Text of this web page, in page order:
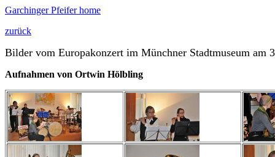
Garchinger Pfeifer home
zurück
Bilder vom Europakonzert im Münchner Stadtmuseum am
Aufnahmen von Ortwin Hölbling